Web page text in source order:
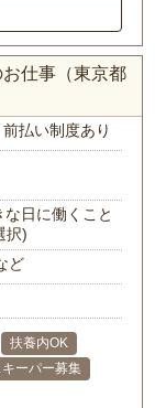
仕事（東京都
前払い制度あり
日に働くこと
択)
ど
扶養内OK
ーパー募集